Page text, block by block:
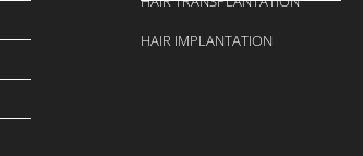
HAIR IMPLANTATION